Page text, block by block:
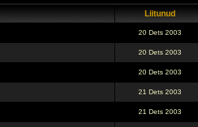
Liitunud
20 Dets 2003
20 Dets 2003
20 Dets 2003
21 Dets 2003
21 Dets 2003